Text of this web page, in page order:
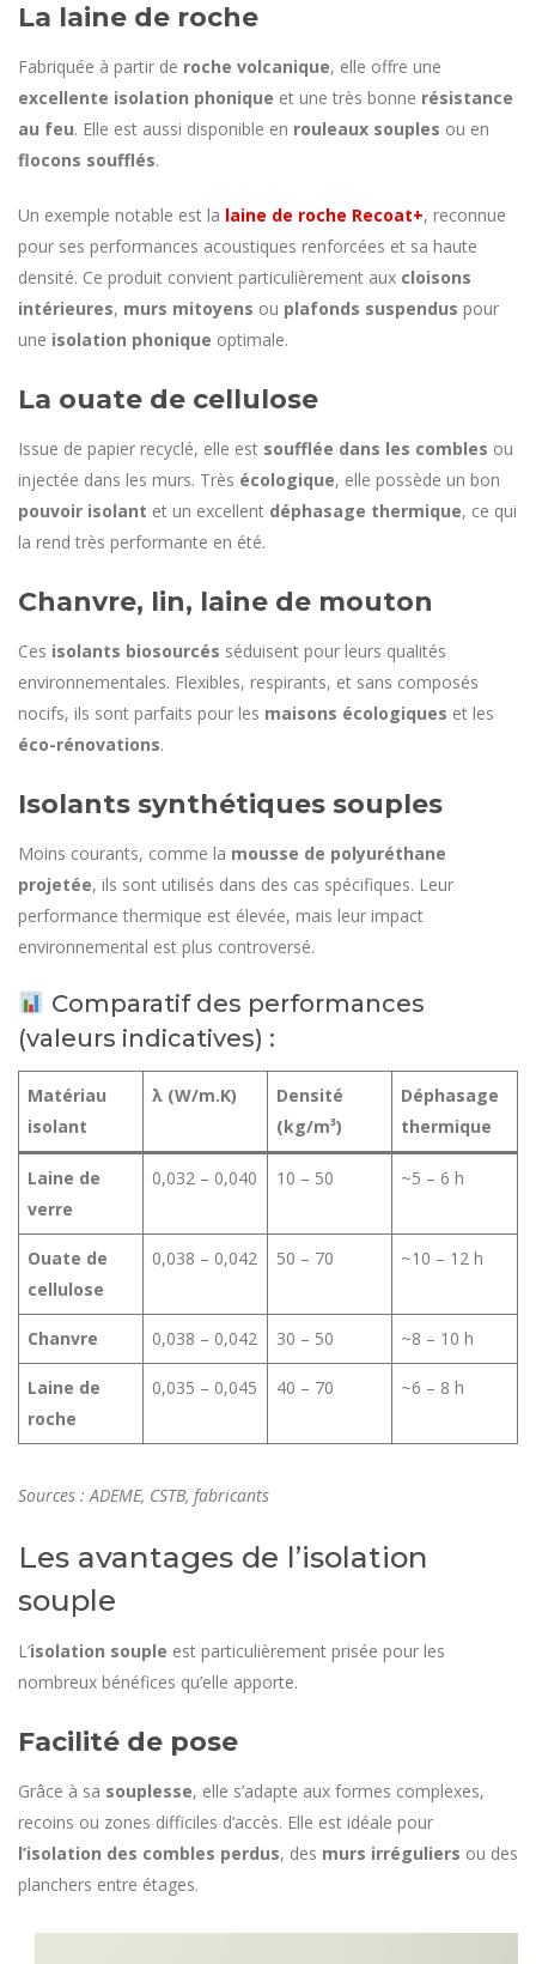
La laine de roche
Fabriquée à partir de roche volcanique, elle offre une
excellente isolation phonique et une très bonne résistance
au feu. Elle est aussi disponible en rouleaux souples ou en
flocons soufflés.
Un exemple notable est la laine de roche Recoat+, reconnue
pour ses performances acoustiques renforcées et sa haute
densité. Ce produit convient particulièrement aux cloisons
intérieures, murs mitoyens ou plafonds suspendus pour
une isolation phonique optimale.
La ouate de cellulose
Issue de papier recyclé, elle est soufflée dans les combles ou
injectée dans les murs. Très écologique, elle possède un bon
pouvoir isolant et un excellent déphasage thermique, ce qui
la rend très performante en été.
Chanvre, lin, laine de mouton
Ces isolants biosourcés séduisent pour leurs qualités
environnementales. Flexibles, respirants, et sans composés
nocifs, ils sont parfaits pour les maisons écologiques et les
éco-rénovations.
Isolants synthétiques souples
Moins courants, comme la mousse de polyuréthane
projetée, ils sont utilisés dans des cas spécifiques. Leur
performance thermique est élevée, mais leur impact
environnemental est plus controversé.
Comparatif des performances
(valeurs indicatives) :
Matériau
isolant
λ (W/m.K)
Densité
(kg/m³)
Déphasage
thermique
Laine de
verre
0,032 – 0,040 10 – 50 ~5 – 6 h
Ouate de
cellulose
0,038 – 0,042 50 – 70 ~10 – 12 h
Chanvre 0,038 – 0,042 30 – 50 ~8 – 10 h
Laine de
roche
0,035 – 0,045 40 – 70 ~6 – 8 h
Sources : ADEME, CSTB, fabricants
Les avantages de l’isolation
souple
L’isolation souple est particulièrement prisée pour les
nombreux bénéfices qu’elle apporte.
Facilité de pose
Grâce à sa souplesse, elle s’adapte aux formes complexes,
recoins ou zones difficiles d’accès. Elle est idéale pour
l’isolation des combles perdus, des murs irréguliers ou des
planchers entre étages.